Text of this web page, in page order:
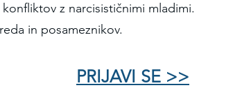
z narcisističnimi mladimi.
in posameznikov.
PRIJAVI SE >>